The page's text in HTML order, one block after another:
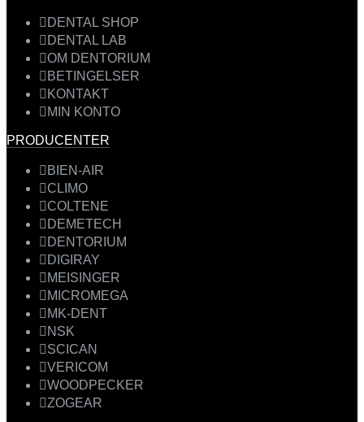
DENTAL SHOP
DENTAL LAB
OM DENTORIUM
BETINGELSER
KONTAKT
MIN KONTO
PRODUCENTER
BIEN-AIR
CLIMO
COLTENE
DEMETECH
DENTORIUM
DIGIRAY
MEISINGER
MICROMEGA
MK-DENT
NSK
SCICAN
VERICOM
WOODPECKER
ZOGEAR